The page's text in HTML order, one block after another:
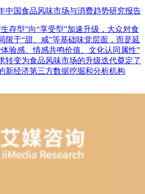
中国食品风味市场与消费趋势研究报告
存型”向“享受型”加速升级，大众对食
限于“甜、咸”等基础味觉层面，而是延
验感、情感共鸣价值、文化认同属性”
转变为食品风味市场的升级迭代奠定了
新经济第三方数据挖掘和分析机构